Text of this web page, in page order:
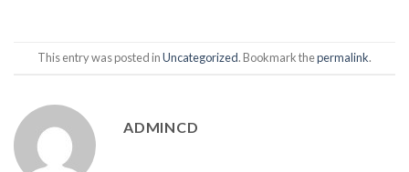
This entry was posted inUncategorized. Bookmark thepermalink.
ADMINCD